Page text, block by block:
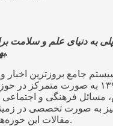
به دنیای علم و سلامت
بهتر خواهید داشت.
جامع بروزترین اخبار
اجتماعی از سال ۱۳۹۵ به صورت
مسائل فرهنگی و اجتماعی
به صورت تخصصی در
مقالات این حوزه‌ها فعالیت می کند.